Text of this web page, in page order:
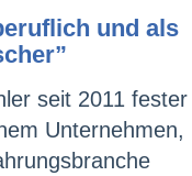
und als
seit 2011 fester
Unternehmen,